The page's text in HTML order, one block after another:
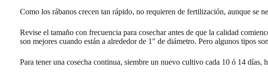
Como los rábanos crecen tan rápido, no requieren de fertilización, aunque se
Revise el tamaño con frecuencia para cosechar antes de que la calidad
son mejores cuando están a alrededor de 1″ de diámetro. Pero algunos tipos
Para tener una cosecha continua, siembre un nuevo cultivo cada 10 ó 14 días,